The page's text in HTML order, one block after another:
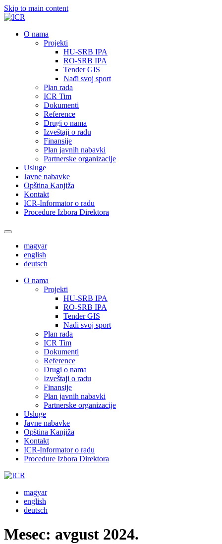
Skip to main content
О nama
Projekti
HU-SRB IPA
RO-SRB IPA
Tender GIS
Nađi svoj sport
Plan rada
ICR Tim
Dokumenti
Reference
Drugi o nama
Izveštaji o radu
Finansije
Plan javnih nabavki
Partnerske organizacije
Usluge
Javne nabavke
Opština Kanjiža
Kontakt
ICR-Informator o radu
Procedure Izbora Direktora
magyar
english
deutsch
О nama
Projekti
HU-SRB IPA
RO-SRB IPA
Tender GIS
Nađi svoj sport
Plan rada
ICR Tim
Dokumenti
Reference
Drugi o nama
Izveštaji o radu
Finansije
Plan javnih nabavki
Partnerske organizacije
Usluge
Javne nabavke
Opština Kanjiža
Kontakt
ICR-Informator o radu
Procedure Izbora Direktora
magyar
english
deutsch
Mesec: avgust 2024.